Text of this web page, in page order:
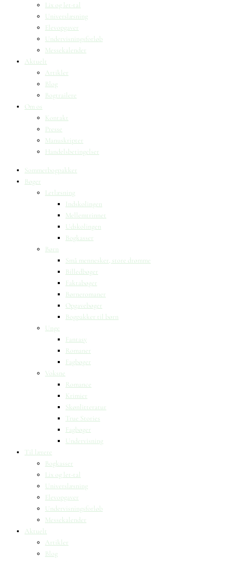
Lix og let-tal
Universlæsning
Elevopgaver
Undervisningsforløb
Messekalender
Aktuelt
Artikler
Blog
Bogtrailere
Om os
Kontakt
Presse
Manuskripter
Handelsbetingelser
Sommerbogpakker
Bøger
Letlæsning
Indskolingen
Mellemtrinnet
Udskolingen
Bogkasser
Børn
Små mennesker, store drømme
Billedbøger
Faktabøger
Børneromaner
Opgavebøger
Bogpakker til børn
Unge
Fantasy
Romaner
Fagbøger
Voksne
Romance
Krimier
Skønlitteratur
True Stories
Fagbøger
Undervisning
Til lærere
Bogkasser
Lix og let-tal
Universlæsning
Elevopgaver
Undervisningsforløb
Messekalender
Aktuelt
Artikler
Blog